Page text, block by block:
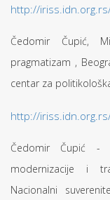
http://iriss.idn.org.rs/
Čedomir Čupić,
pragmatizam ,
centar za
http://iriss.idn.org.rs/
Čedomir Čupić -
modernizacije i
Nacionalni